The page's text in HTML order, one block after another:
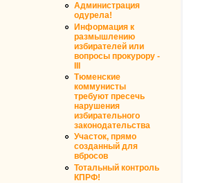
Администрация
одурела!
Информация к
размышлению
избирателей или
вопросы прокурору -
III
Тюменские
коммунисты
требуют пресечь
нарушения
избирательного
законодательства
Участок, прямо
созданный для
вбросов
Тотальный контроль
КПРФ!